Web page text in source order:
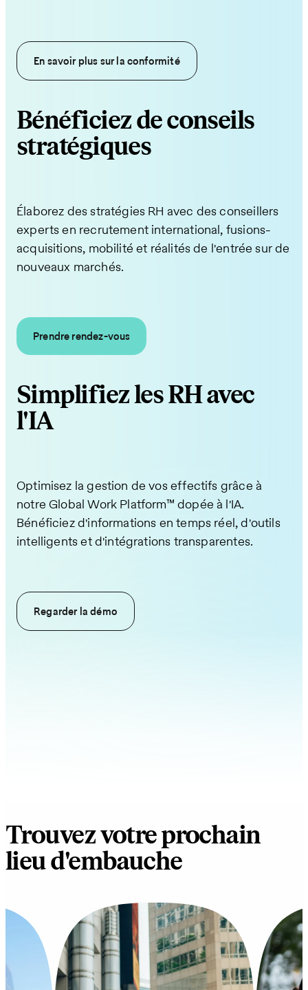
En savoir plus sur la conformité
Bénéficiez de conseils
stratégiques
Élaborez des stratégies RH avec des conseillers
experts en recrutement international, fusions-
acquisitions, mobilité et réalités de l'entrée sur de
nouveaux marchés.
Prendre rendez-vous
Simplifiez les RH avec
l'IA
Optimisez la gestion de vos effectifs grâce à
notre Global Work Platform™ dopée à l'IA.
Bénéficiez d'informations en temps réel, d'outils
intelligents et d'intégrations transparentes.
Regarder la démo
Trouvez votre prochain
lieu d'embauche